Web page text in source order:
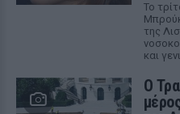
Το
της
και
Ο